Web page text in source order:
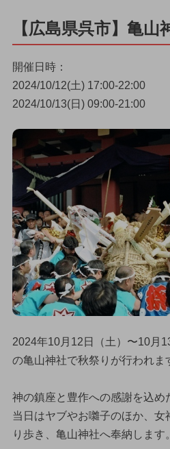
【広島県呉市】亀山
開催日時：
2024/10/12(土) 17:00-22:00
2024/10/13(日) 09:00-21:00
2024年10月12日（土）〜10月
の亀山神社で秋祭りが行われま
神の鎮座と豊作への感謝を込め
当日はヤブやお囃子のほか、女
り歩き、亀山神社へ奉納します。